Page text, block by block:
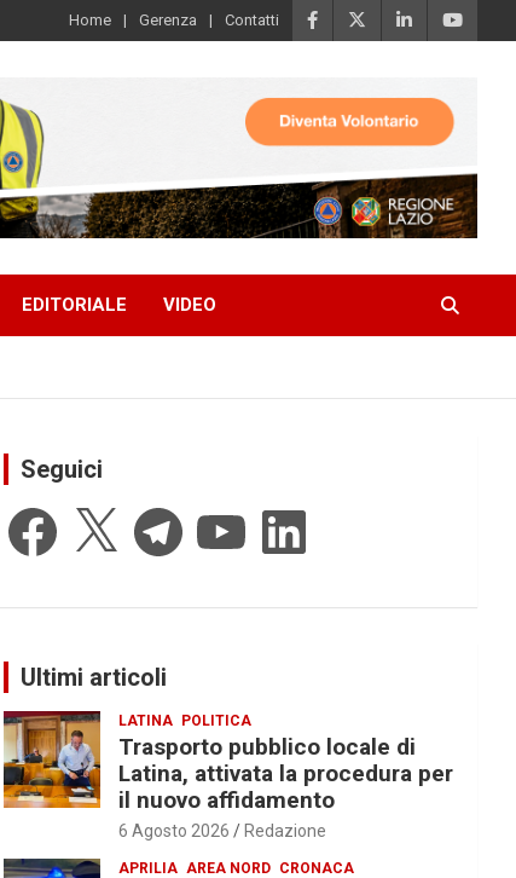
Home Gerenza Contatti
EDITORIALE VIDEO
Seguici
Facebook
X TelegramYouTube LinkedIn
Ultimi articoli
LATINA POLITICA
Trasporto pubblico locale di
Latina, attivata la procedura per
il nuovo affidamento
6 Agosto 2026 Redazione
APRILIA AREA NORD CRONACA